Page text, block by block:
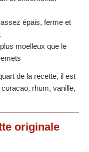
épais, ferme et
moelleux que le
de la recette, il est
rhum, vanille,
originale